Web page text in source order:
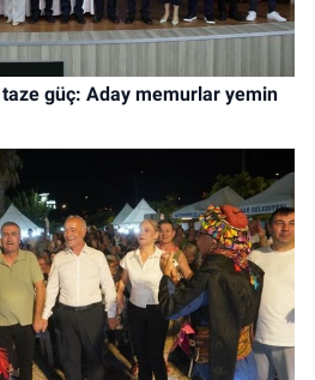
taze güç: Aday memurlar yemin